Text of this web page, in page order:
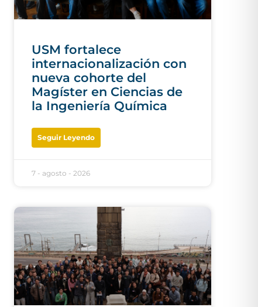
USM fortalece
internacionalización con
nueva cohorte del
Magíster en Ciencias de
la Ingeniería Química
Seguir Leyendo
7 - agosto - 2026